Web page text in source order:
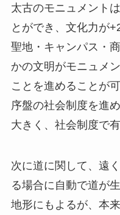
太古のモニュメント
とができ、文化力が
聖地・キャンパス・
かの文明がモニュメ
ことを進めることが可
序盤の社会制度を進
大きく、社会制度で
次に道に関して、遠
る場合に自動で道が
地形にもよるが、本